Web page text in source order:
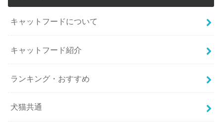
キャットフードについて
キャットフード紹介
ランキング・おすすめ
犬猫共通